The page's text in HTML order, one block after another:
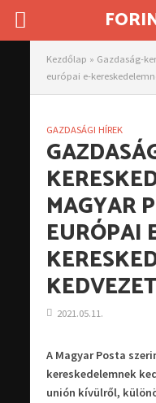
Kezdőlap » Gazdaság-
európai e-
GAZDASÁGI HÍREK
MAGYAR
EURÓPAI
2021.05.11.
A Magyar Posta
kereskedelemnek
unión kívülről,